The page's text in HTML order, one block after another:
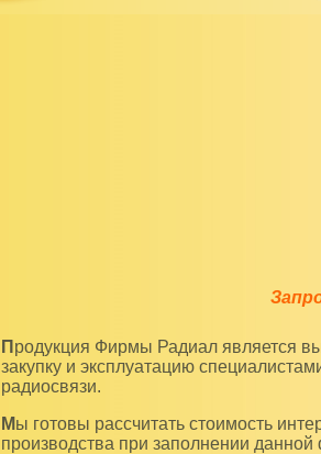
Продукция Фирмы Радиал является высокотехнологичным оборудованием и подразумевает
закупку и эксплуатацию
радиосвязи.
Мы готовы рассчитать стоимость интересующих вас изделий по последним ценам нашего
производства при заполнении